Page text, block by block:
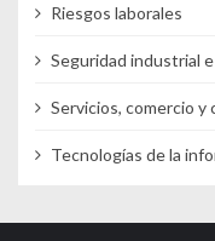
Riesgos laborales
Seguridad industrial
Servicios, comercio y
Tecnologías de la